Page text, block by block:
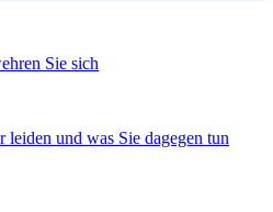
Sie sich
leiden und was Sie dagegen tun